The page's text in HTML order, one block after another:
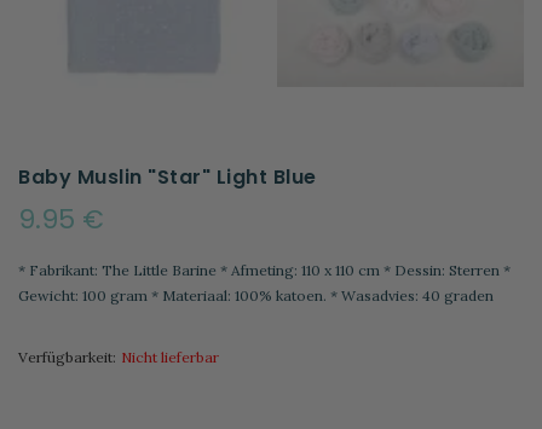
Baby Muslin "Star" Light Blue
9.95 €
* Fabrikant: The Little Barine * Afmeting: 110 x 110 cm * Dessin: Sterren *
Gewicht: 100 gram * Materiaal: 100% katoen. * Wasadvies: 40 graden
Verfügbarkeit: Nicht lieferbar